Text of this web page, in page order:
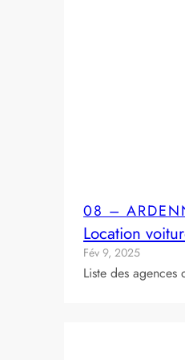
08 –
Location
Fév 9, 2025
Liste des